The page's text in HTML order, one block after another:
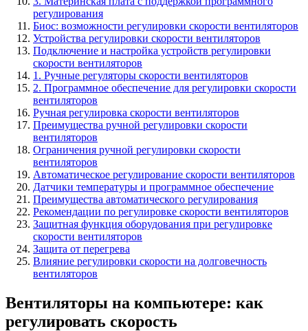
регулирования
Биос: возможности регулировки скорости вентиляторов
Устройства регулировки скорости вентиляторов
Подключение и настройка устройств регулировки
скорости вентиляторов
1. Ручные регуляторы скорости вентиляторов
2. Программное обеспечение для регулировки скорости
вентиляторов
Ручная регулировка скорости вентиляторов
Преимущества ручной регулировки скорости
вентиляторов
Ограничения ручной регулировки скорости
вентиляторов
Автоматическое регулирование скорости вентиляторов
Датчики температуры и программное обеспечение
Преимущества автоматического регулирования
Рекомендации по регулировке скорости вентиляторов
Защитная функция оборудования при регулировке
скорости вентиляторов
Защита от перегрева
Влияние регулировки скорости на долговечность
вентиляторов
Вентиляторы на компьютере: как
регулировать скорость